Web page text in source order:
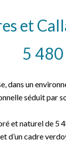
et
5 480
dans un
séduit par
et naturel de 5
d’un cadre